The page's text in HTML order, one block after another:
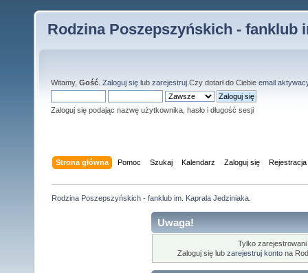
Rodzina Poszepszyńskich - fanklub
Witamy, Gość Zaloguj się lub zarejestruj .Czy dotarł do Ciebie email
Zaloguj się podając nazwę użytkownika, hasło i długość sesji
Strona główna Pomoc Szukaj Kalendarz Zaloguj się Rejestracja
Rodzina Poszepszyńskich - fanklub im. Kaprala Jedziniaka.
Uwaga!
Tylko
Zaloguj się lub zarejestruj konto na